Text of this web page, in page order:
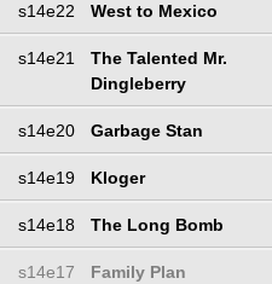
s14e22 West to Mexico
s14e21
The Talented Mr.
Dingleberry
s14e20 Garbage Stan
s14e19 Kloger
s14e18 The Long Bomb
s14e17 Family Plan